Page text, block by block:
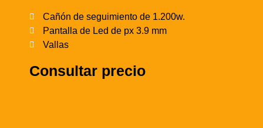
Cañón de seguimiento de 1.200w.
Pantalla de Led de px 3.9 mm
Vallas
Consultar precio